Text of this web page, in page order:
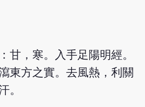
甘，寒。入手足陽明經。
東方之實。去風熱，利關
。